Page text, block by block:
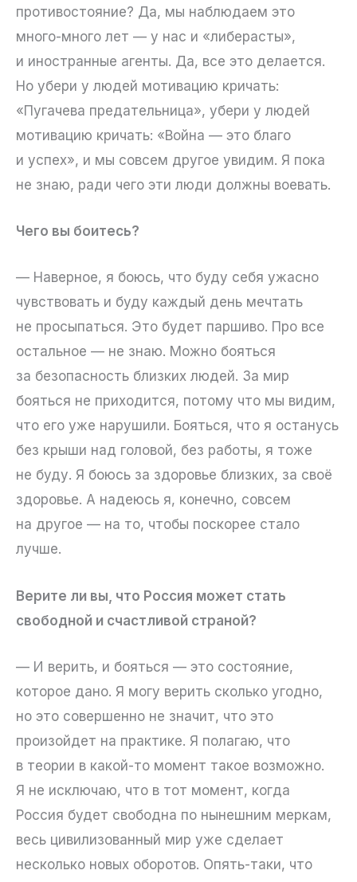
противостояние? Да, мы наблюдаем это
много-много лет — у нас и «либерасты»,
и иностранные агенты. Да, все это делается.
Но убери у людей мотивацию кричать:
«Пугачева предательница», убери у людей
мотивацию кричать: «Война — это благо
и успех», и мы совсем другое увидим. Я пока
не знаю, ради чего эти люди должны воевать.
Чего вы боитесь?
— Наверное, я боюсь, что буду себя ужасно
чувствовать и буду каждый день мечтать
не просыпаться. Это будет паршиво. Про все
остальное — не знаю. Можно бояться
за безопасность близких людей. За мир
бояться не приходится, потому что мы видим,
что его уже нарушили. Бояться, что я останусь
без крыши над головой, без работы, я тоже
не буду. Я боюсь за здоровье близких, за своё
здоровье. А надеюсь я, конечно, совсем
на другое — на то, чтобы поскорее стало
лучше.
Верите ли вы, что Россия может стать
свободной и счастливой страной?
— И верить, и бояться — это состояние,
которое дано. Я могу верить сколько угодно,
но это совершенно не значит, что это
произойдет на практике. Я полагаю, что
в теории в какой-то момент такое возможно.
Я не исключаю, что в тот момент, когда
Россия будет свободна по нынешним меркам,
весь цивилизованный мир уже сделает
несколько новых оборотов. Опять-таки, что